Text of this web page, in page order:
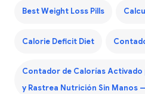
Best Weight Loss Pills
Calorie Deficit Diet
Contador de Calorías Activado
y Rastrea Nutrición Sin Manos